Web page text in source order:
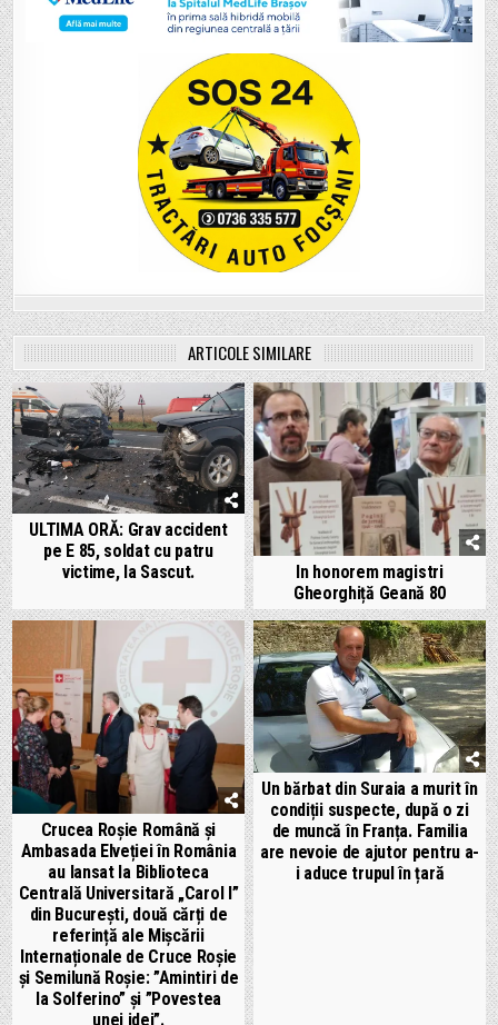
ARTICOLE SIMILARE
ULTIMA ORĂ: Grav accident
pe E 85, soldat cu patru
victime, la Sascut.
In honorem magistri
Gheorghiță Geană 80
Crucea Roșie Română și
Ambasada Elveției în România
au lansat la Biblioteca
Centrală Universitară „Carol I”
din București, două cărți de
referință ale Mișcării
Internaționale de Cruce Roșie
și Semilună Roșie: ”Amintiri de
la Solferino” și ”Povestea
unei idei”.
Un bărbat din Suraia a murit în
condiții suspecte, după o zi
de muncă în Franța. Familia
are nevoie de ajutor pentru a-
i aduce trupul în țară